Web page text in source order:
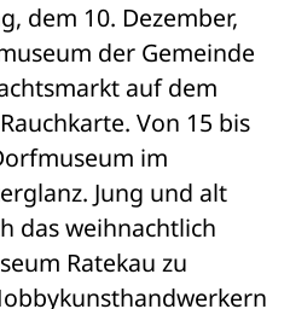
dem 10. Dezember,
der Gemeinde
auf dem
Von 15 bis
im
Jung und alt
das weihnachtlich
Ratekau zu